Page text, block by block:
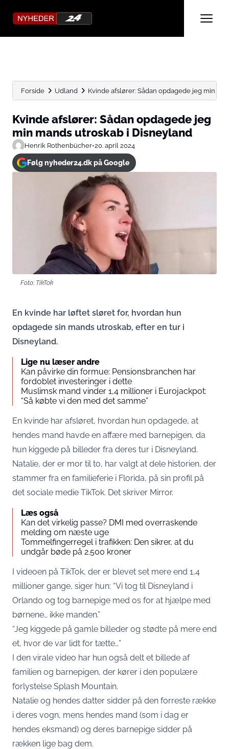
Forside Udland Kvinde afslører: Sådan opdagede jeg min
Kvinde afslører: Sådan opdagede jeg
min mands utroskab i Disneyland
Henrik Rothenbücher•20. april 2024
Følg nyheder24.dk på Google
Foto: TikTok
En kvinde har løftet sløret for, hvordan hun
opdagede sin mands utroskab, efter en tur i
Disneyland.
Lige nu læser andre
Kan påvirke din formue: Pensionsbranchen har
fordoblet investeringer i dette
Muslimsk mand vinder 1,4 millioner i Eurojackpot:
“Så købte vi den med det samme”
En kvinde har afsløret, hvordan hun opdagede, at
hendes mand havde en affære med barnepigen, da
hun kiggede på billeder fra deres tur i Disneyland.
Natalie, der er mor til to, har valgt at dele historien, der
stammer fra en familieferie i Florida, på sin profil på
det sociale medie TikTok. Det skriver Mirror.
Læs også
Kan det virkelig passe? DMI med overraskende
melding om næste uge
Tommelfingerregel i trafikken: Den sikrer, at du
undgår bøde på 2.500 kroner
I videoen på TikTok, der er blevet set mere end 1,4
millioner gange, siger hun: “Vi tog til Disneyland i
Orlando og tog barnepige med os for at hjælpe med
børnene… ikke manden.”
“Jeg kiggede på gamle billeder og stødte på mere end
et, hvor de var lidt for tætte…”
I den virale video har hun også delt et billede af
familien og barnepigen, der kører i den populære
forlystelse Splash Mountain.
Natalie og hendes datter sidder på den forreste række
i deres vogn, mens hendes mand (som i dag er
hendes eksmand) og deres barnepige sidder på
rækken lige bag dem.